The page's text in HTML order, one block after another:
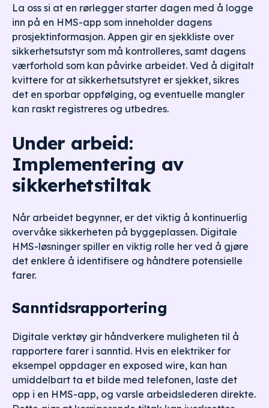
La oss si at en rørlegger starter dagen med å logge
inn på en HMS-app som inneholder dagens
prosjektinformasjon. Appen gir en sjekkliste over
sikkerhetsutstyr som må kontrolleres, samt dagens
værforhold som kan påvirke arbeidet. Ved å digitalt
kvittere for at sikkerhetsutstyret er sjekket, sikres
det en sporbar oppfølging, og eventuelle mangler
kan raskt registreres og utbedres.
Under arbeid:
Implementering av
sikkerhetstiltak
Når arbeidet begynner, er det viktig å kontinuerlig
overvåke sikkerheten på byggeplassen. Digitale
HMS-løsninger spiller en viktig rolle her ved å gjøre
det enklere å identifisere og håndtere potensielle
farer.
Sanntidsrapportering
Digitale verktøy gir håndverkere muligheten til å
rapportere farer i sanntid. Hvis en elektriker for
eksempel oppdager en exposed wire, kan han
umiddelbart ta et bilde med telefonen, laste det
opp i en HMS-app, og varsle arbeidslederen direkte.